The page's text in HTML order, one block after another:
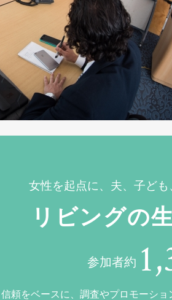
女性を起点に、夫、子ど
リビングの
参加者約
頼をベースに、調査やプロモーシ